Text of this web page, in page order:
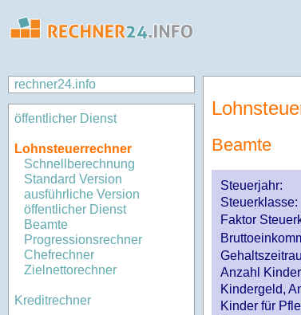
rechner24.info
öffentlicher Dienst
Lohnsteuerrechner
Schnellberechnung
Standard Version
ausführliche Version
öffentlicher Dienst
Beamte
Progressionsrechner
Chefrechner
Zielnettorechner
Kreditrechner
Beamte
Steuerjahr:
Steuerklasse:
Faktor
Anzahl
Kindergeld,
Kinder für